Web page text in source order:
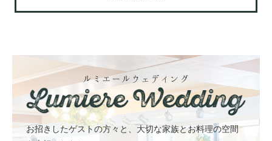
ルミエールウェディング
お招きしたゲストの方々と、大切な家族とお料理の空間